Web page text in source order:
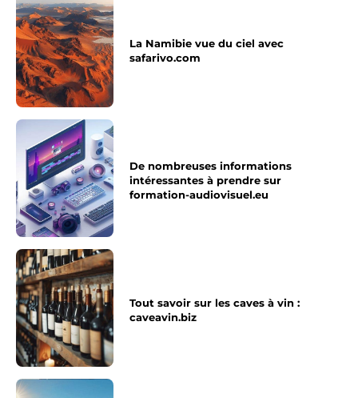
La Namibie vue du ciel avec
safarivo.com
De nombreuses informations
intéressantes à prendre sur
formation-audiovisuel.eu
Tout savoir sur les caves à vin :
caveavin.biz